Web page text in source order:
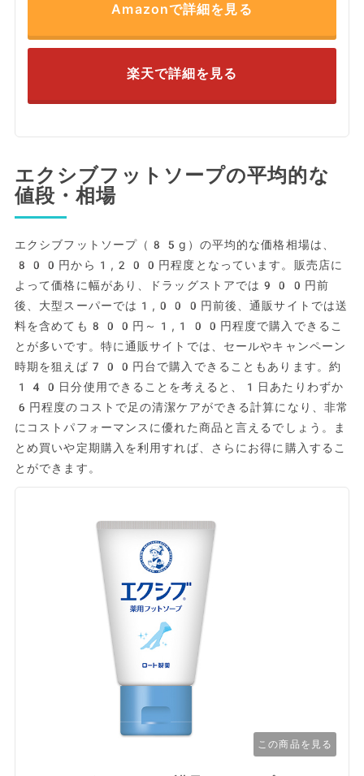
Amazonで詳細を見る
楽天で詳細を見る
エクシブフットソープの平均的な
値段・相場
エクシブフットソープ（85g）の平均的な価格相場は、
800円から1,200円程度となっています。販売店に
よって価格に幅があり、ドラッグストアでは900円前
後、大型スーパーでは1,000円前後、通販サイトでは送
料を含めても800円～1,100円程度で購入できるこ
とが多いです。特に通販サイトでは、セールやキャンペーン
時期を狙えば700円台で購入できることもあります。約
140日分使用できることを考えると、1日あたりわずか
6円程度のコストで足の清潔ケアができる計算になり、非常
にコストパフォーマンスに優れた商品と言えるでしょう。ま
とめ買いや定期購入を利用すれば、さらにお得に購入するこ
とができます。
この商品を見る